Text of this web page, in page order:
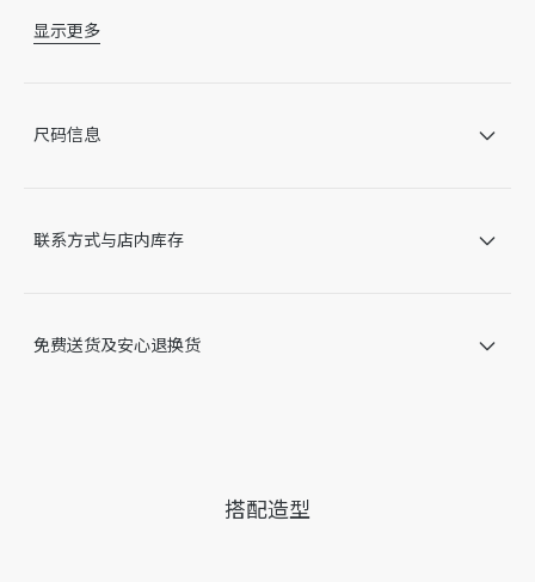
经典小蜜蜂刺绣和 CD 标志
法式袖口
无里料
在色差、尺码误差、成分含量误差或其他细节误差，网站展示的
显示更多
尺码信息
联系方式与店内库存
免费送货及安心退换货
搭配造型